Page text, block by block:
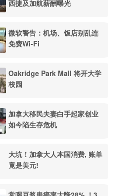
西捷及加航薪酬曝光
微软警告：机场、饭店别乱连
免费Wi-Fi
Oakridge Park Mall 将开大学
校园
加拿大移民夫妻白手起家创业
如今陷生存危机
大坑！加拿大人本国消费, 账单
竟是美元!